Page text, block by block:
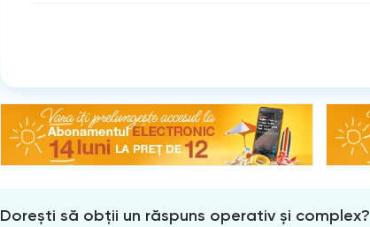
Dorești să obții un răspuns operativ și complex?